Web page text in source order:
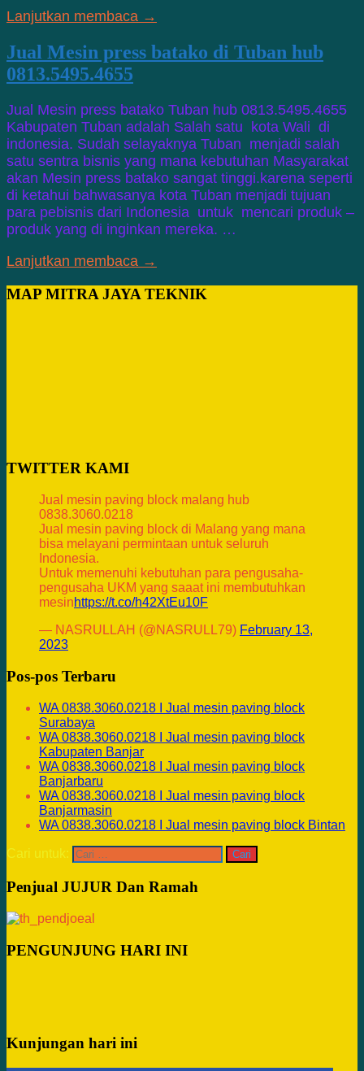
Lanjutkan membaca →
Jual Mesin press batako di Tuban hub
0813.5495.4655
Jual Mesin press batako Tuban hub 0813.5495.4655
Kabupaten Tuban adalah Salah satu kota Wali di
indonesia. Sudah selayaknya Tuban menjadi salah
satu sentra bisnis yang mana kebutuhan Masyarakat
akan Mesin press batako sangat tinggi.karena seperti
di ketahui bahwasanya kota Tuban menjadi tujuan
para pebisnis dari Indonesia untuk mencari produk –
produk yang di inginkan mereka. …
Lanjutkan membaca →
MAP MITRA JAYA TEKNIK
TWITTER KAMI
Jual mesin paving block malang hub
0838.3060.0218
Jual mesin paving block di Malang yang mana
bisa melayani permintaan untuk seluruh
Indonesia.
Untuk memenuhi kebutuhan para pengusaha-
pengusaha UKM yang saaat ini membutuhkan
mesinhttps://t.co/h42XtEu10F
— NASRULLAH (@NASRULL79) February 13,
2023
Pos-pos Terbaru
WA 0838.3060.0218 I Jual mesin paving block
Surabaya
WA 0838.3060.0218 I Jual mesin paving block
Kabupaten Banjar
WA 0838.3060.0218 I Jual mesin paving block
Banjarbaru
WA 0838.3060.0218 I Jual mesin paving block
Banjarmasin
WA 0838.3060.0218 I Jual mesin paving block Bintan
Cari untuk:
Penjual JUJUR Dan Ramah
PENGUNJUNG HARI INI
Kunjungan hari ini